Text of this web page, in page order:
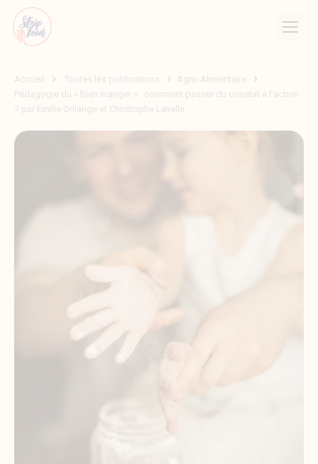
Accueil Toutes les publications
Agro-Alimentaire
Pédagogie du « bien manger » : comment passer du constat à l’action
? par Emilie Orliange et Christophe Lavelle